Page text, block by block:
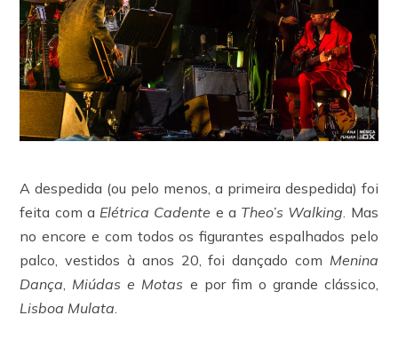
A despedida (ou pelo menos, a primeira despedida) foi
feita com aElétrica Cadente e a Theo’s Walking. Mas
no encore e com todos os figurantes espalhados pelo
palco, vestidos à anos 20, foi dançado com Menina
Dança,Miúdas e Motas e por fim o grande clássico,
Lisboa Mulata.